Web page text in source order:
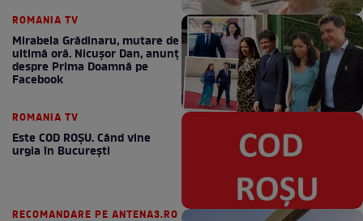
ROMANIA TV
Mirabela Grădinaru, mutare de
ultimă oră. Nicuşor Dan, anunţ
despre Prima Doamnă pe
Facebook
ROMANIA TV
Este COD ROŞU. Când vine
urgia în Bucureşti
RECOMANDARE PE ANTENA3.RO